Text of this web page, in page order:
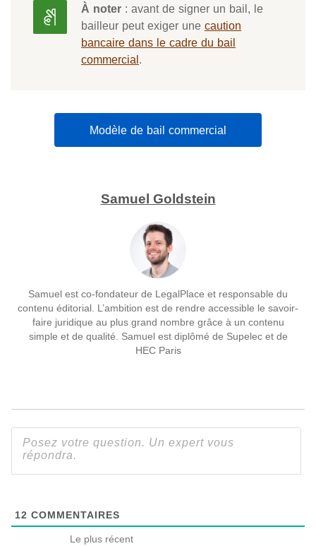
À noter : avant de signer un bail, le
bailleur peut exiger une caution
bancaire dans le cadre du bail
commercial.
Modèle de bail commercial
Samuel Goldstein
Samuel est co-fondateur de LegalPlace et responsable du
contenu éditorial. L’ambition est de rendre accessible le savoir-
faire juridique au plus grand nombre grâce à un contenu
simple et de qualité. Samuel est diplômé de Supelec et de
HEC Paris
12 COMMENTAIRES
Le plus récent